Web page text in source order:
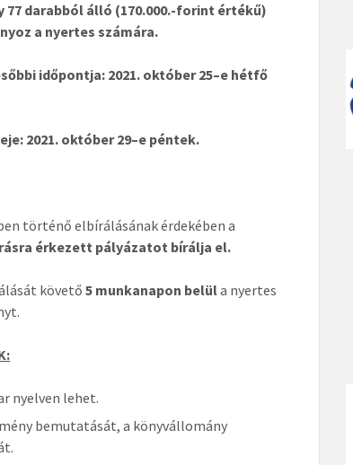
77 darabból álló (170.000.-forint értékű)
a nyertes számára.
időpontja: 2021. október 25–e hétfő
2021. október 29–e péntek.
történő elbírálásának érdekében a
érkezett pályázatot bírálja el.
követő5 munkanapon belüla nyertes
nyelven lehet.
bemutatását, a könyvállomány